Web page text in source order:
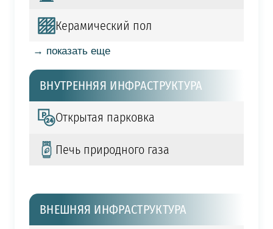
Керамический пол
→ показать еще
ВНУТРЕННЯЯ ИНФРАСТРУКТУРА
Открытая парковка
Печь природного газа
ВНЕШНЯЯ ИНФРАСТРУКТУРА